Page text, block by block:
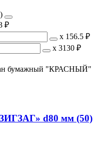
₽
х 156.5 ₽
х 3130 ₽
бумажный "КРАСНЫЙ"
d80 мм (50)